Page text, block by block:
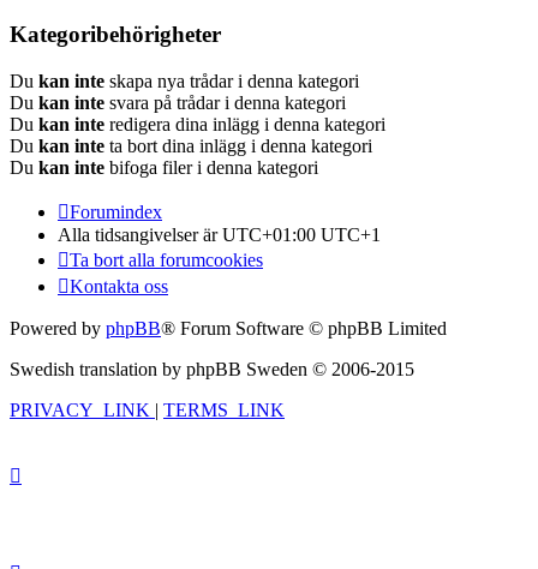
Kategoribehörigheter
Du kan inte skapa nya trådar i denna kategori
Du kan inte svara på trådar i denna kategori
Du kan inte redigera dina inlägg i denna kategori
Du kan inte ta bort dina inlägg i denna kategori
Du kan inte bifoga filer i denna kategori
Forumindex
Alla tidsangivelser är UTC+01:00 UTC+1
Ta bort alla forumcookies
Kontakta oss
Powered by phpBB® Forum Software © phpBB Limited
Swedish translation by phpBB Sweden © 2006-2015
PRIVACY_LINK | TERMS_LINK